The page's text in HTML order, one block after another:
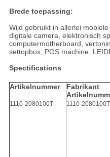
Brede toepassing:
Wijd gebruikt in allerlei
digitale camera, elektronisch
computermotherboard,
settopbox, POS machine,
Spectifications
Artikelnummer
Fabrikant
1110-2080100T 1110-2080100T